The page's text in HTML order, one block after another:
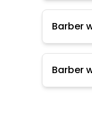
Barber
Barber